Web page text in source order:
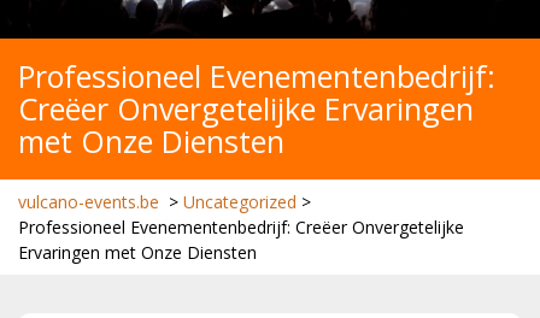
Professioneel Evenementenbedrijf:
Creëer Onvergetelijke Ervaringen
met Onze Diensten
vulcano-events.be > Uncategorized >
Professioneel Evenementenbedrijf: Creëer Onvergetelijke
Ervaringen met Onze Diensten